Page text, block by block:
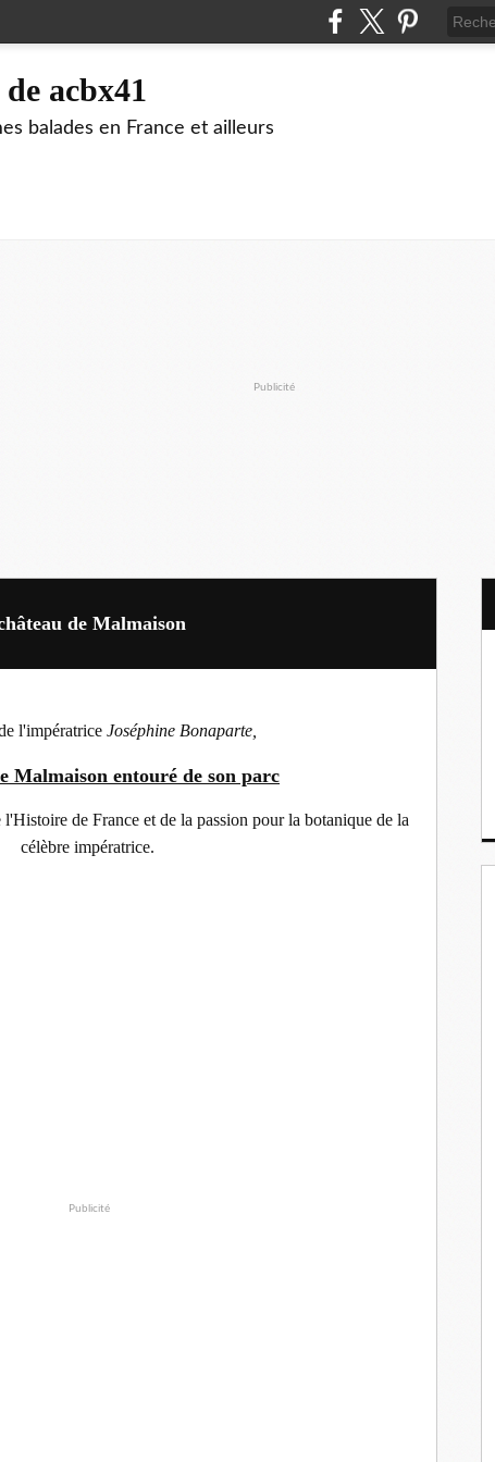
acbx41
balades en France et ailleurs
Publicité
de Malmaison
l'impératrice Joséphine Bonaparte,
Malmaison entouré de son parc
de France et de la passion pour la botanique de la
célèbre impératrice.
Publicité